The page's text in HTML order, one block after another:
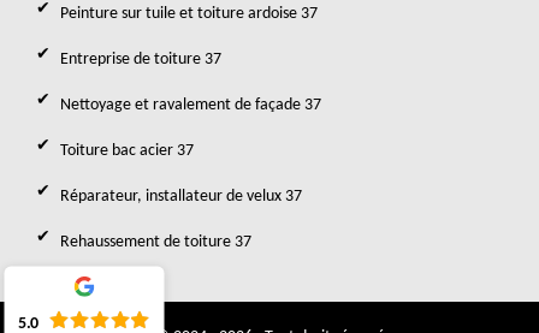
Peinture sur tuile et toiture ardoise 37
Entreprise de toiture 37
Nettoyage et ravalement de façade 37
Toiture bac acier 37
Réparateur, installateur de velux 37
Rehaussement de toiture 37
5.0